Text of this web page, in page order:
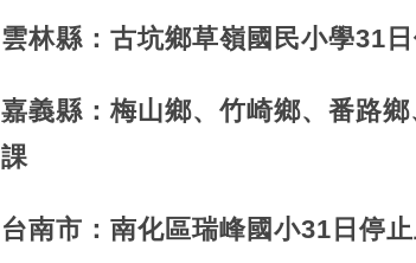
雲林縣：古坑鄉草嶺國民小學31
嘉義縣：梅山鄉、竹崎鄉、番路
課
台南市：南化區瑞峰國小31日停